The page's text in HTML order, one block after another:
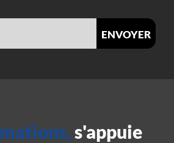
envoyer
s'appuie